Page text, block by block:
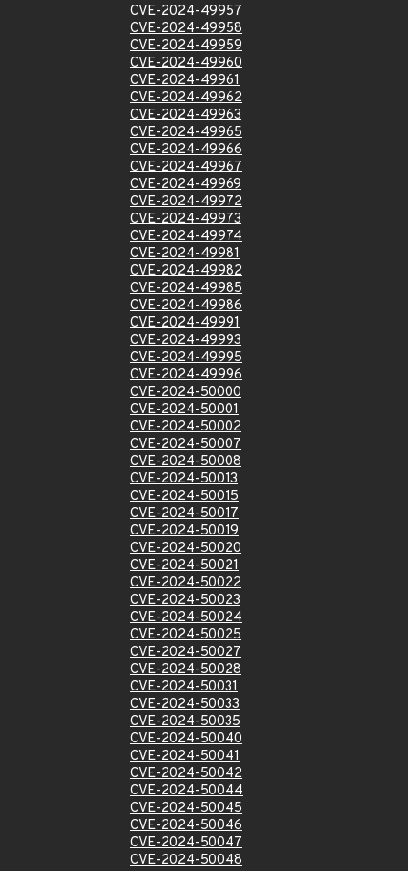
CVE-2024-49957
CVE-2024-49958
CVE-2024-49959
CVE-2024-49960
CVE-2024-49961
CVE-2024-49962
CVE-2024-49963
CVE-2024-49965
CVE-2024-49966
CVE-2024-49967
CVE-2024-49969
CVE-2024-49972
CVE-2024-49973
CVE-2024-49974
CVE-2024-49981
CVE-2024-49982
CVE-2024-49985
CVE-2024-49986
CVE-2024-49991
CVE-2024-49993
CVE-2024-49995
CVE-2024-49996
CVE-2024-50000
CVE-2024-50001
CVE-2024-50002
CVE-2024-50007
CVE-2024-50008
CVE-2024-50013
CVE-2024-50015
CVE-2024-50017
CVE-2024-50019
CVE-2024-50020
CVE-2024-50021
CVE-2024-50022
CVE-2024-50023
CVE-2024-50024
CVE-2024-50025
CVE-2024-50027
CVE-2024-50028
CVE-2024-50031
CVE-2024-50033
CVE-2024-50035
CVE-2024-50040
CVE-2024-50041
CVE-2024-50042
CVE-2024-50044
CVE-2024-50045
CVE-2024-50046
CVE-2024-50047
CVE-2024-50048